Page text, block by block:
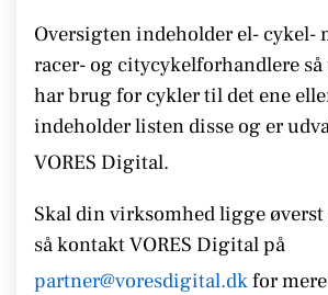
Oversigten indeholder el-
racer- og citycykelforhandlere så
har brug for cykler til det ene
indeholder listen disseog er
VORES Digital.
Skal din virksomhed ligge
så kontaktVORES Digital på
partner@voresdigital.dkfor